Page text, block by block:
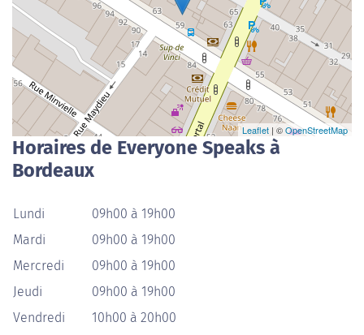
Leaflet | ©OpenStreetMap
Horaires de Everyone Speaks à
Bordeaux
Lundi
09h00 à 19h00
Mardi
09h00 à 19h00
Mercredi
09h00 à 19h00
Jeudi
09h00 à 19h00
Vendredi
10h00 à 20h00